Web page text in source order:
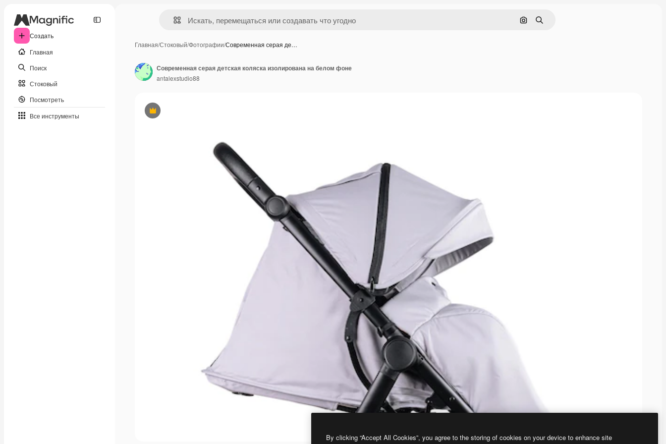
Создать
Главная
Поиск
Стоковый
Посмотреть
Все инструменты
Поиск по изображению
Поиск
Главная/Стоковый/Фотографии/Современная серая де…
Премиум
Современная серая детская коляска изолирована на белом фоне
antalexstudio88
By clicking “Accept All Cookies”, you agree to the storing of cookies on your device to enhance site